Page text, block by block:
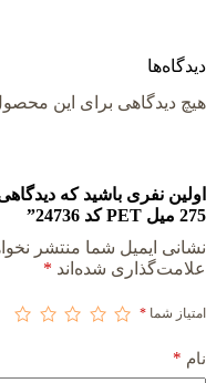
دیدگاه‌ها
هیچ دیدگاهی برای این
اولین نفری باشید که
275 میل PET کد 24736”
نشانی ایمیل شما منتشر
علامت‌گذاری شده‌اند *
امتیاز شما *
نام *